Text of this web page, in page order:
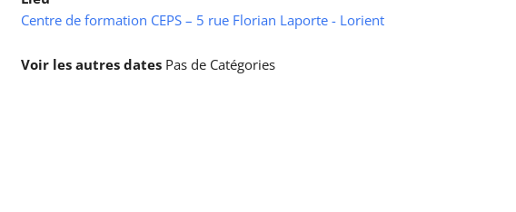
Centre de formation CEPS – 5 rue Florian Laporte - Lorient
Voir les autres dates Pas de Catégories